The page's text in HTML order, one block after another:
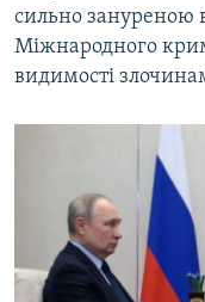
сильно зануреною
Міжнародного
видимості